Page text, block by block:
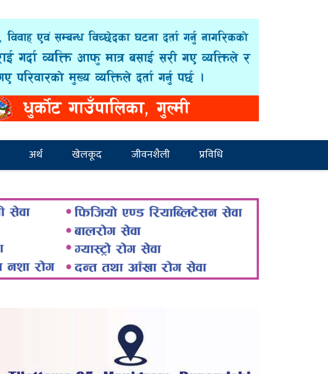
अर्थ खेलकूद जीवनशैली प्रविधि